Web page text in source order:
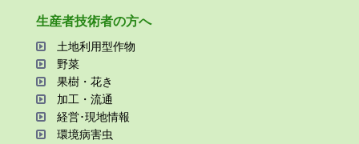
⽣産者技術者の⽅へ
⼟地利⽤型作物
野菜
果樹・花き
加⼯・流通
経営･現地情報
環境病害⾍